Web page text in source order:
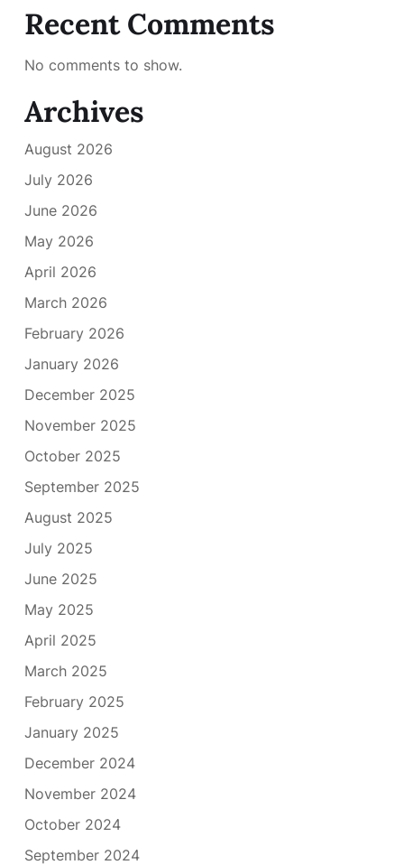
Recent Comments
No comments to show.
Archives
August 2026
July 2026
June 2026
May 2026
April 2026
March 2026
February 2026
January 2026
December 2025
November 2025
October 2025
September 2025
August 2025
July 2025
June 2025
May 2025
April 2025
March 2025
February 2025
January 2025
December 2024
November 2024
October 2024
September 2024